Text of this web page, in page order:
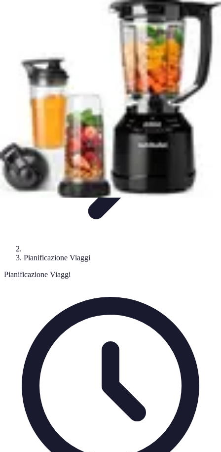
Sicurezza e PreparazioneConsigli per
Tendenze
Pianificazione Viaggi
Pianificazione Viaggi